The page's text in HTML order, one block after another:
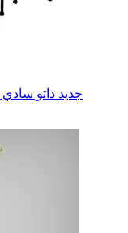
جديد ڌاتو سادي